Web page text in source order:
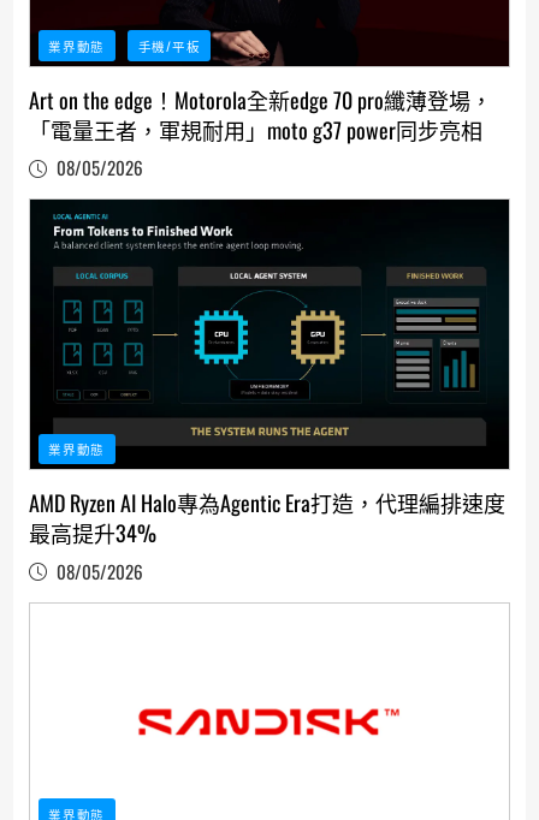
業界動態 手機/平板
Art on the edge！Motorola全新edge 70 pro纖薄登場，
「電量王者，軍規耐用」moto g37 power同步亮相
08/05/2026
業界動態
AMD Ryzen AI Halo專為Agentic Era打造，代理編排速度
最高提升34%
08/05/2026
業界動態